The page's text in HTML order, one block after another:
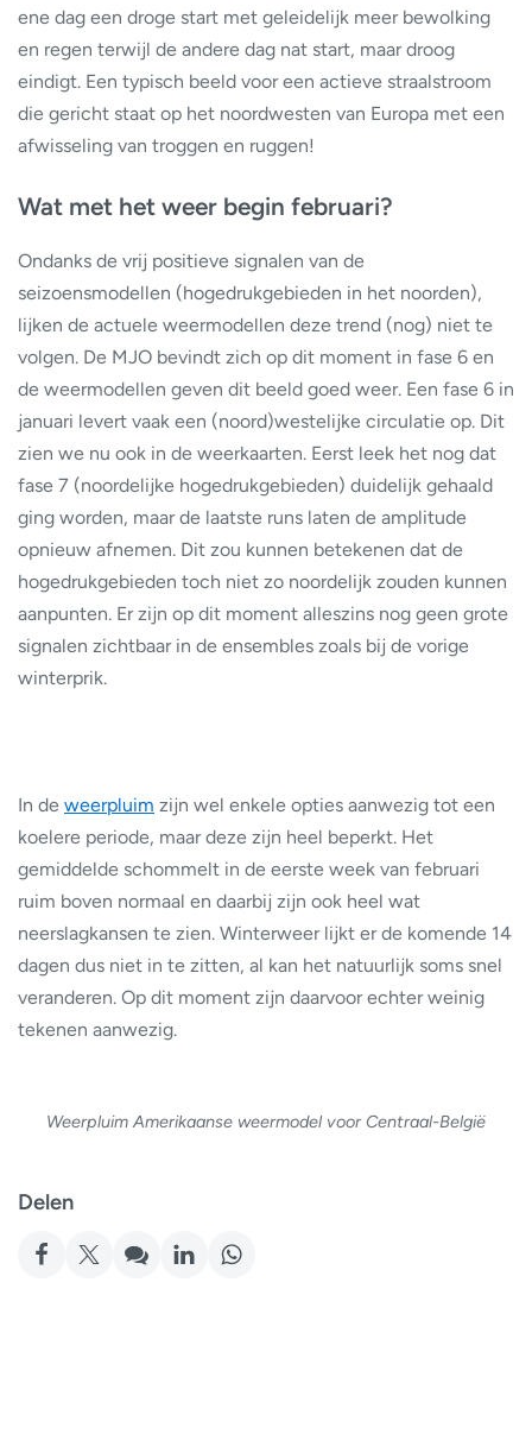
ene dag een droge start met geleidelijk meer bewolking
en regen terwijl de andere dag nat start, maar droog
eindigt. Een typisch beeld voor een actieve straalstroom
die gericht staat op het noordwesten van Europa met een
afwisseling van troggen en ruggen!
Wat met het weer begin februari?
Ondanks de vrij positieve signalen van de
seizoensmodellen (hogedrukgebieden in het noorden),
lijken de actuele weermodellen deze trend (nog) niet te
volgen. De MJO bevindt zich op dit moment in fase 6 en
de weermodellen geven dit beeld goed weer. Een fase 6 in
januari levert vaak een (noord)westelijke circulatie op. Dit
zien we nu ook in de weerkaarten. Eerst leek het nog dat
fase 7 (noordelijke hogedrukgebieden) duidelijk gehaald
ging worden, maar de laatste runs laten de amplitude
opnieuw afnemen. Dit zou kunnen betekenen dat de
hogedrukgebieden toch niet zo noordelijk zouden kunnen
aanpunten. Er zijn op dit moment alleszins nog geen grote
signalen zichtbaar in de ensembles zoals bij de vorige
winterprik.
In de weerpluim zijn wel enkele opties aanwezig tot een
koelere periode, maar deze zijn heel beperkt. Het
gemiddelde schommelt in de eerste week van februari
ruim boven normaal en daarbij zijn ook heel wat
neerslagkansen te zien. Winterweer lijkt er de komende 14
dagen dus niet in te zitten, al kan het natuurlijk soms snel
veranderen. Op dit moment zijn daarvoor echter weinig
tekenen aanwezig.
Weerpluim Amerikaanse weermodel voor Centraal-België
Delen